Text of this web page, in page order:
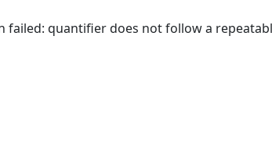
failed: quantifier does not follow a